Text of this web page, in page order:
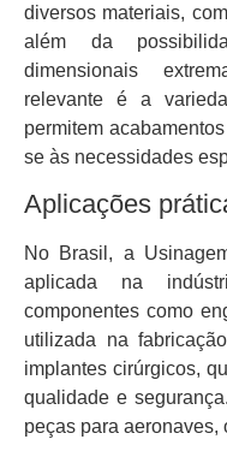
diversos materiais,
além da
dimensionais
relevante é a
permitem
se às necessidades
Aplicações
No Brasil, a
aplicada na
componentes como
utilizada na
implantes cirúrgicos,
qualidade e
peças para aeronaves,